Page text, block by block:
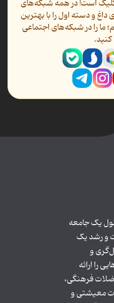
کلیک است! در همه شبکه‌های
و دسته اول را با بهترین
ما را در شبکه‌های اجتماعی
کنید.
یک جامعه
و رشد یک
و
را ارائه
فرهنگی،
معیشتی و